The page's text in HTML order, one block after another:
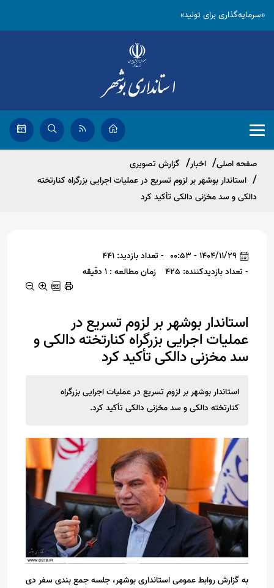
«سرمایه‌گذاری برای تولید»
صفحه اصلی اخبار
گزارش تصویری
استاندار بوشهر بر لزوم تسریع در عملیات اجرایی بزرگراه کنارتخته
دالکی و سد مخزنی دالکی تأکید کرد
1404/11/29 - 00:53
- تعداد بازدید: 441
- تعداد بازدیدکننده: 425
زمان مطالعه : 1 دقیقه
استاندار بوشهر بر لزوم تسریع در
عملیات اجرایی بزرگراه کنارتخته دالکی و
سد مخزنی دالکی تأکید کرد
استاندار بوشهر بر لزوم تسریع در عملیات اجرایی بزرگراه
کنارتخته دالکی و سد مخزنی دالکی تأکید کرد.
به گزارش روابط عمومی استانداری بوشهر، جلسه جمع بندی سفر دی